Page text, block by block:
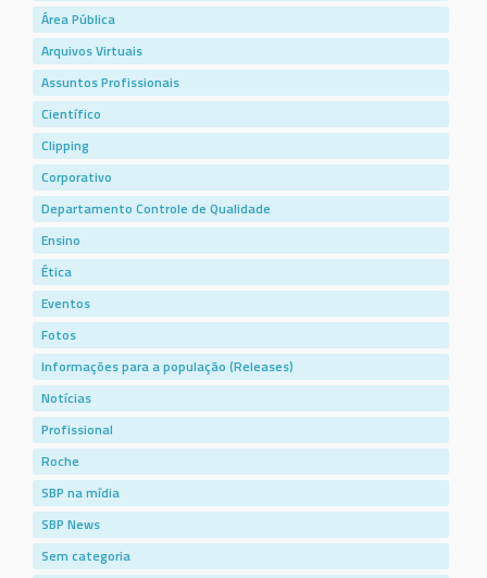
Área Pública
Arquivos Virtuais
Assuntos Profissionais
Científico
Clipping
Corporativo
Departamento Controle de Qualidade
Ensino
Ética
Eventos
Fotos
Informações para a população (Releases)
Notícias
Profissional
Roche
SBP na mídia
SBP News
Sem categoria